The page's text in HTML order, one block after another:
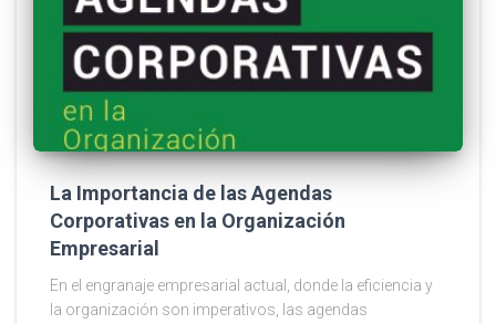
La Importancia de las Agendas
Corporativas en la Organización
Empresarial
En el engranaje empresarial actual, donde la eficiencia y
la organización son imperativos, las agendas